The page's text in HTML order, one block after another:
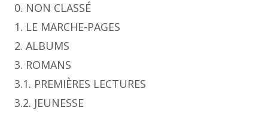
0. NON CLASSÉ
1. LE MARCHE-PAGES
2. ALBUMS
3. ROMANS
3.1. PREMIÈRES LECTURES
3.2. JEUNESSE